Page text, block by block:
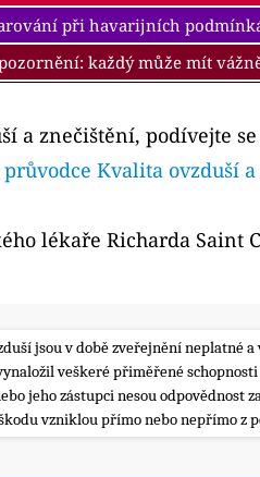
při havarijních
každý může mít
a znečištění, podívejte
průvodce Kvalita ovzduší
lékaře Richarda Saint
jsou v době zveřejnění
veškeré přiměřené
jeho zástupci nesou odpovědnost
vzniklou přímo nebo nepřímo z